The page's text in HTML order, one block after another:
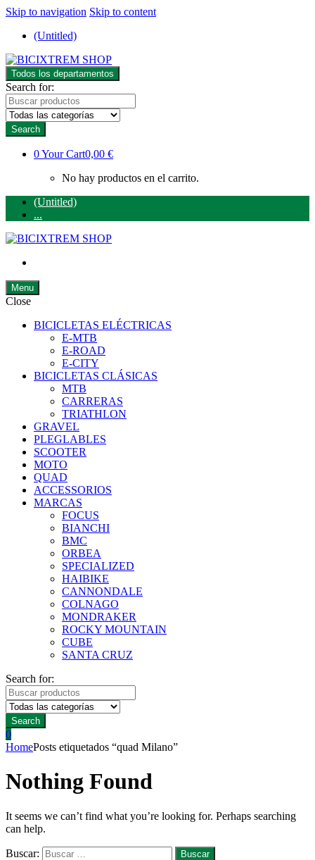
Skip to navigation Skip to content
(Untitled)
Todos los departamentos
Search for:
Search
0Your Cart0,00 €
No hay productos en el carrito.
(Untitled)
...
Menu
Close
BICICLETAS ELÉCTRICAS
E-MTB
E-ROAD
E-CITY
BICICLETAS CLÁSICAS
MTB
CARRERAS
TRIATHLON
GRAVEL
PLEGLABLES
SCOOTER
MOTO
QUAD
ACCESSORIOS
MARCAS
FOCUS
BIANCHI
BMC
ORBEA
SPECIALIZED
HAIBIKE
CANNONDALE
COLNAGO
MONDRAKER
ROCKY MOUNTAIN
CUBE
SANTA CRUZ
Search for:
Search
0
HomePosts etiquetados “quad Milano”
Nothing Found
It seems we can’t find what you’re looking for. Perhaps searching
can help.
Buscar: